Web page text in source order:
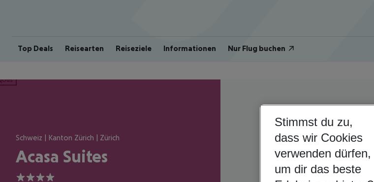
Top Deals Reisearten Reiseziele Informationen Nur Flug buchen
Schweiz | Kanton Zürich | Zürich
Acasa Suites
4
Stimmst du zu,
dass wir Cookies
verwenden dürfen,
um dir das beste